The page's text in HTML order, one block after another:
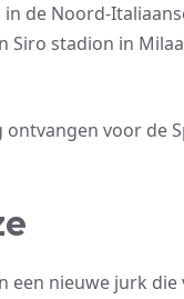
de Noord-
stadion in
voor de
een nieuwe jurk